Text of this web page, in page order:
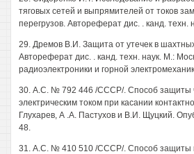
тяговых сетей и выпрямителей от токов
перегрузов. Автореферат дис. . канд.
29. Дремов В.И. Защита от утечек в
Автореферат дис. . канд. техн. наук. М.:
радиоэлектроники и горной
30. А.С. № 792 446 /СССР/. Способ защиты
электрическим током при касании
Глухарев, А .А. Пастухов и В.И. Щуцкий.
48.
31. А.С. № 410 510 /СССР/. Способ защиты